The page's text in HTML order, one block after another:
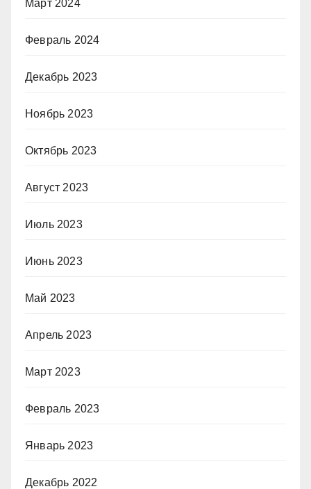
Март 2024
Февраль 2024
Декабрь 2023
Ноябрь 2023
Октябрь 2023
Август 2023
Июль 2023
Июнь 2023
Май 2023
Апрель 2023
Март 2023
Февраль 2023
Январь 2023
Декабрь 2022